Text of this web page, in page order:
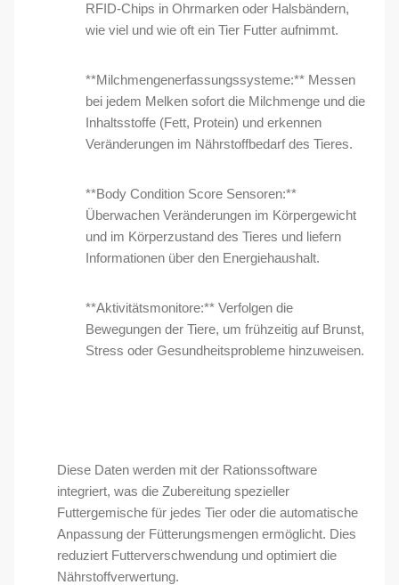
RFID-Chips in Ohrmarken oder Halsbändern,
wie viel und wie oft ein Tier Futter aufnimmt.
**Milchmengenerfassungssysteme:** Messen
bei jedem Melken sofort die Milchmenge und die
Inhaltsstoffe (Fett, Protein) und erkennen
Veränderungen im Nährstoffbedarf des Tieres.
**Body Condition Score Sensoren:**
Überwachen Veränderungen im Körpergewicht
und im Körperzustand des Tieres und liefern
Informationen über den Energiehaushalt.
**Aktivitätsmonitore:** Verfolgen die
Bewegungen der Tiere, um frühzeitig auf Brunst,
Stress oder Gesundheitsprobleme hinzuweisen.
Diese Daten werden mit der Rationssoftware
integriert, was die Zubereitung spezieller
Futtergemische für jedes Tier oder die automatische
Anpassung der Fütterungsmengen ermöglicht. Dies
reduziert Futterverschwendung und optimiert die
Nährstoffverwertung.